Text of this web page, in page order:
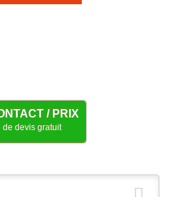
/ PRIX
de devis gratuit